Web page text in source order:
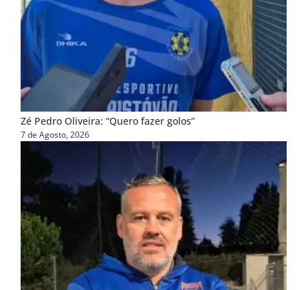
Zé Pedro Oliveira: “Quero fazer golos”
7 de Agosto, 2026